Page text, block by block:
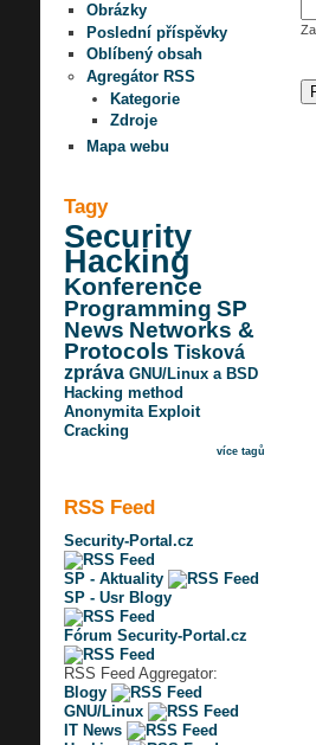
Obrázky
Poslední příspěvky
Oblíbený obsah
Agregátor RSS
Kategorie
Zdroje
Mapa webu
Tagy
Security
Hacking
Konference
Programming SP
News Networks &
Protocols Tisková
zpráva GNU/Linux a BSD
Hacking method
Anonymita Exploit
Cracking
více tagů
RSS Feed
Security-Portal.cz
SP - Aktuality
SP - Usr Blogy
Fórum Security-Portal.cz
RSS Feed Aggregator:
Blogy
GNU/Linux
IT News